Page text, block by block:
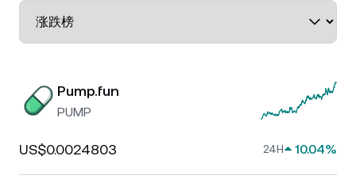
Pump.fun
PUMP
US$0.0024803 24H 10.04%